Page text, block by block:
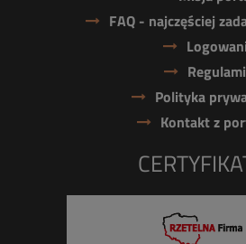
FAQ - najczęściej
Polityka
Kontakt z